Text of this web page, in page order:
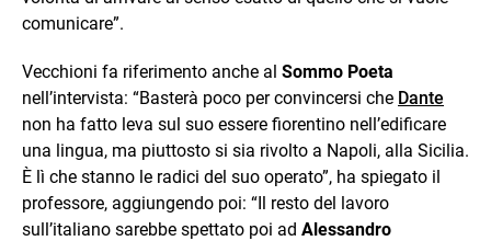
comunicare”.
Vecchioni fa riferimento anche al Sommo Poeta
nell’intervista: “Basterà poco per convincersi che Dante
non ha fatto leva sul suo essere fiorentino nell’edificare
una lingua, ma piuttosto si sia rivolto a Napoli, alla Sicilia.
È lì che stanno le radici del suo operato”, ha spiegato il
professore, aggiungendo poi: “Il resto del lavoro
sull’italiano sarebbe spettato poi ad Alessandro